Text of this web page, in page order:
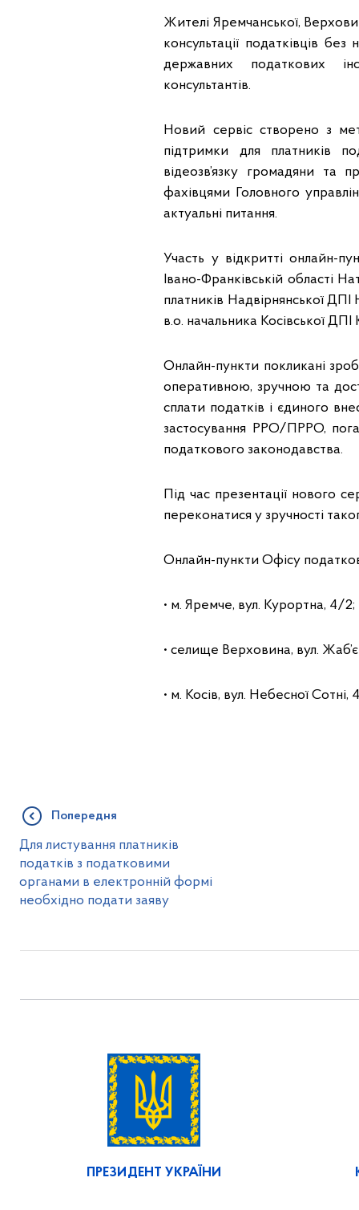
Жителі Яремчанської,
консультації податківців
державних податкових
консультантів.
Новий сервіс створено з
підтримки для платників
відеозв’язку громадяни та
фахівцями Головного
актуальні питання.
Участь у відкритті онлайн-
Івано-Франківській області
платників Надвірнянської
в.о. начальника Косівської
Онлайн-пункти покликані
оперативною, зручною та
сплати податків і єдиного
застосування РРО/ПРРО,
податкового законодавства.
Під час презентації нового
переконатися у зручності
Онлайн-пункти Офісу
• м. Яремче, вул. Курортна, 4/2;
• селище Верховина, вул.
• м. Косів, вул. Небесної Сотні,
Попередня
Для листування платників
податків з податковими
органами в електронній формі
необхідно подати заяву
ПРЕЗИДЕНТ УКРАЇНИ